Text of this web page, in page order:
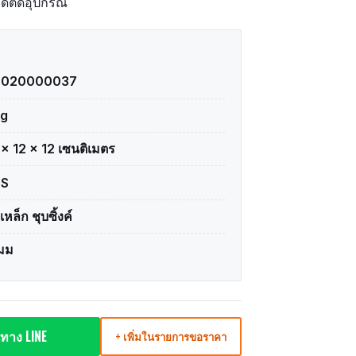
12 × 12 เซนติเมตร
หล็ก ชุบซิ้งค์
ม
ง LINE + เพิ่มในรายการขอราคา